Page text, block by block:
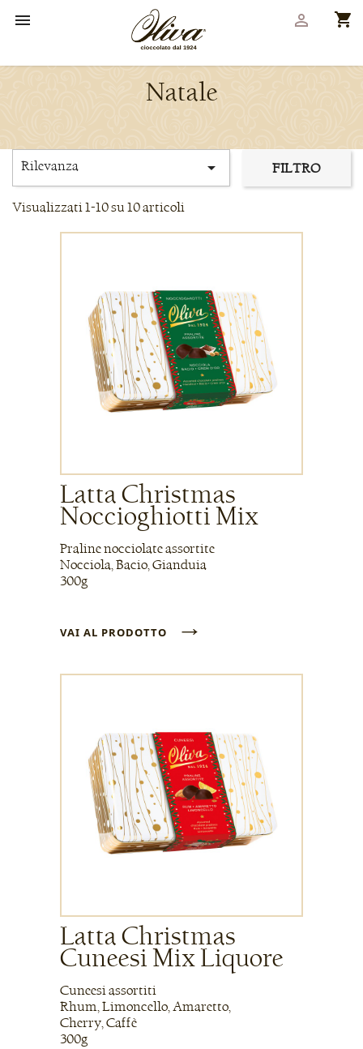
 shopping_cart

Natale
Rilevanza  FILTRO
Visualizzati 1-10 su 10 articoli
Latta Christmas
Noccioghiotti Mix
Praline nocciolate assortite
Nocciola, Bacio, Gianduia
300g
VAI AL PRODOTTO →
Latta Christmas
Cuneesi Mix Liquore
Cuneesi assortiti
Rhum, Limoncello, Amaretto,
Cherry, Caffè
300g